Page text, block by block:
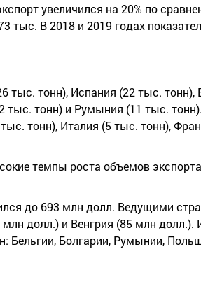
увеличился на 20% по
тыс. В 2018 и 2019 годах
тонн), Испания (22 тыс. тонн),
тыс. тонн) и Румыния (11 тыс.
тонн), Италия (5 тыс. тонн),
темпы роста объемов
до 693 млн долл. Ведущими
долл.) и Венгрия (85 млн
Бельгии, Болгарии, Румынии,